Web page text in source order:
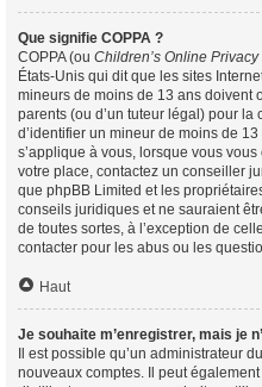
Que signifie COPPA ?
COPPA (ou Children’s Online
États-Unis qui dit que les sites
mineurs de moins de 13 ans doivent
parents (ou d’un tuteur légal) pour
d’identifier un mineur de moins de
s’applique à vous, lorsque vous
votre place, contactez un conseiller
que phpBB Limited et les
conseils juridiques et ne sauraient
de toutes sortes, à l’exception de
contacter pour les abus ou les
Haut
Je souhaite m’enregistrer, mais je
Il est possible qu’un administrateur
nouveaux comptes. Il peut